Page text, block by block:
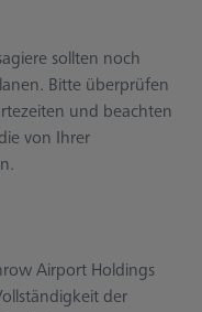
sollten noch
Bitte überprüfen
und beachten
von Ihrer
Airport Holdings
der